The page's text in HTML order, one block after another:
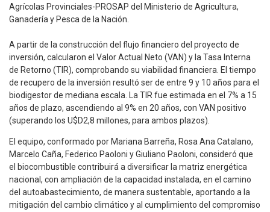
Agrícolas Provinciales-PROSAP del Ministerio de Agricultura,
Ganadería y Pesca de la Nación.
A partir de la construcción del flujo financiero del proyecto de
inversión, calcularon el Valor Actual Neto (VAN) y la Tasa Interna
de Retorno (TIR), comprobando su viabilidad financiera. El tiempo
de recupero de la inversión resultó ser de entre 9 y 10 años para el
biodigestor de mediana escala. La TIR fue estimada en el 7% a 15
años de plazo, ascendiendo al 9% en 20 años, con VAN positivo
(superando los U$D2,8 millones, para ambos plazos).
El equipo, conformado por Mariana Barreña, Rosa Ana Catalano,
Marcelo Caña, Federico Paoloni y Giuliano Paoloni, consideró que
el biocombustible contribuirá a diversificar la matriz energética
nacional, con ampliación de la capacidad instalada, en el camino
del autoabastecimiento, de manera sustentable, aportando a la
mitigación del cambio climático y al cumplimiento del compromiso